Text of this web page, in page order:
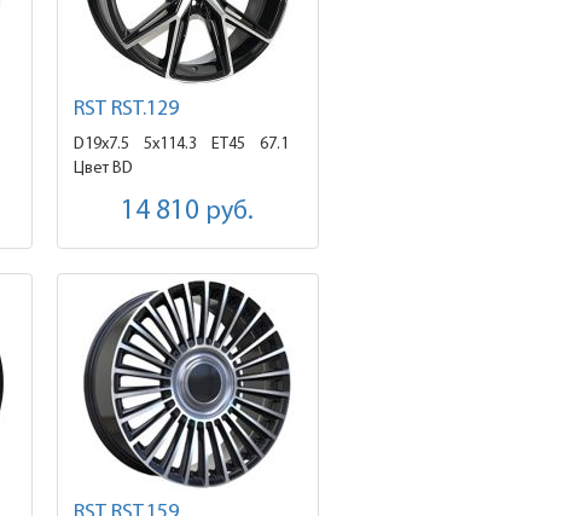
RST RST.129
D19x7.5 5x114.3 ET45
67.1
Цвет BD
14 810 руб.